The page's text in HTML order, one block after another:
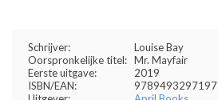
Schrijver:
Louise Bay
Oorspronkelijke titel: Mr. Mayfair
Eerste uitgave:
2019
ISBN/EAN:
9789493297197